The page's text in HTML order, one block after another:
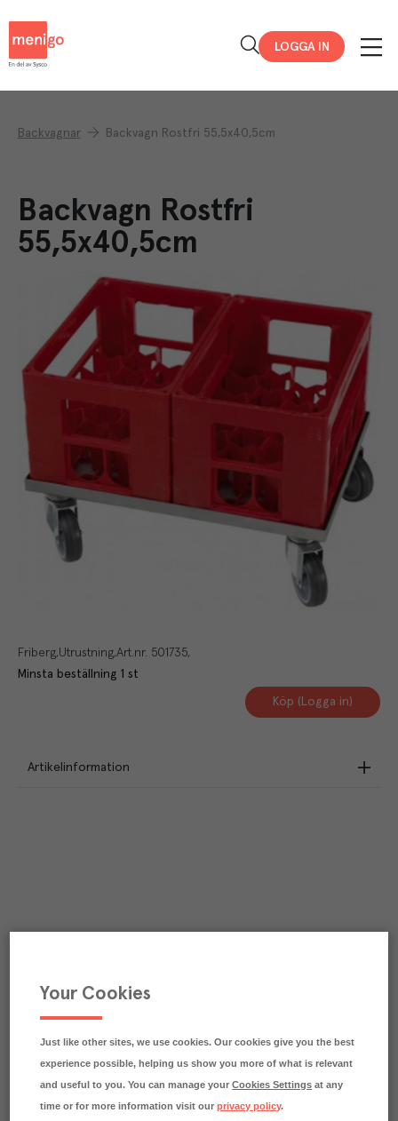
LOGGA IN
Backvagnar Backvagn Rostfri 55,5x40,5cm
Backvagn Rostfri
55,5x40,5cm
Friberg Utrustning Art.nr. 501735
Minsta beställning 1 st
Köp (Logga in)
Artikelinformation
Your Cookies
Just like other sites, we use cookies. Our cookies give you the best
experience possible, helping us show you more of what is relevant
and useful to you. You can manage yourCookies Settings at any
time or for more information visit ourprivacy policy.